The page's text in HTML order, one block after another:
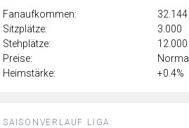
Fanaufkommen:
32.144
Sitzplätze:
3.000
Stehplätze:
12.000
Preise:
Normal
Heimstärke:
+0.4%
SAISONVERLAUF LIGA: